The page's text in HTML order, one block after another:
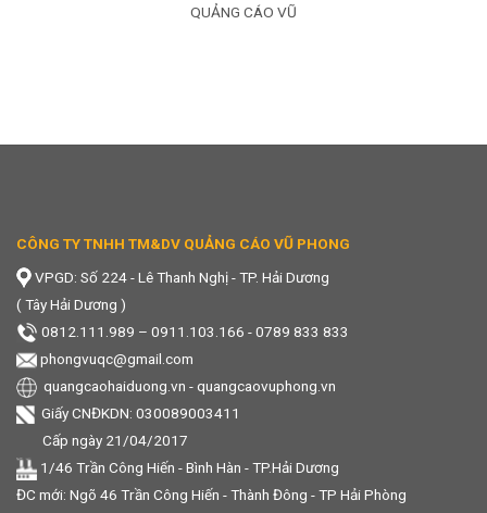
QUẢNG CÁO VŨ
CÔNG TY TNHH TM&DV QUẢNG CÁO VŨ PHONG
VPGD: Số 224 - Lê Thanh Nghị - TP. Hải Dương
( Tây Hải Dương )
0812.111.989 – 0911.103.166 - 0789 833 833
phongvuqc@gmail.com
quangcaohaiduong.vn -quangcaovuphong.vn
Giấy CNĐKDN: 030089003411
Cấp ngày 21/04/2017
1/46 Trần Công Hiến - Bình Hàn - TP.Hải Dương
ĐC mới: Ngõ 46 Trần Công Hiến - Thành Đông - TP Hải Phòng